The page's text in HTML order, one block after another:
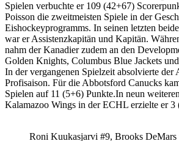
Spielen verbuchte er 109 (42+67)
Poisson die zweitmeisten Spiele in der
Eishockeyprogramms. In seinen letzten
war er Assistenzkapitän und Kapitän.
nahm der Kanadier zudem an den
Golden Knights, Columbus Blue Jackets
In der vergangenen Spielzeit absolvierte der
Profisaison. Für die Abbotsford Canucks
Spielen auf 11 (5+6) Punkte.In neun
Kalamazoo Wings in der ECHL erzielte er 3
Roni Kuukasjarvi #9, Brooks